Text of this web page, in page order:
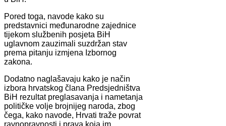
Pored toga, navode kako su
predstavnici međunarodne zajednice
tijekom službenih posjeta BiH
uglavnom zauzimali suzdržan stav
prema pitanju izmjena Izbornog
zakona.
Dodatno naglašavaju kako je način
izbora hrvatskog člana Predsjedništva
BiH rezultat preglasavanja i nametanja
političke volje brojnijeg naroda, zbog
čega, kako navode, Hrvati traže povrat
ravnopravnosti i prava koja im